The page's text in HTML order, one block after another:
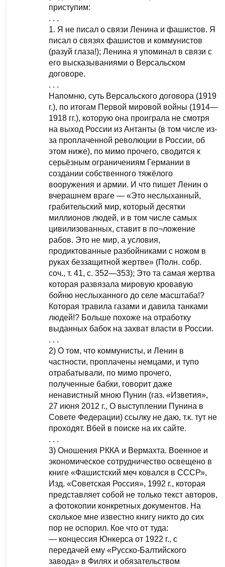
приступим:
. . .
1. Я не писал о связи Ленина и фашистов. Я
писал о связях фашистов и коммунистов
(разуй глаза!); Ленина я упоминал в связи с
его высказываниями о Версальском
договоре.
. . .
Напомню, суть Версальского договора (1919
г.), по итогам Первой мировой войны (1914—
1918 гг.), которую она проиграла не смотря
на выход России из Антанты (в том числе из-
за проплаченной революции в России, об
этом ниже), по мимо прочего, сводится к
серьёзным ограничениям Германии в
создании собственного тяжёлого
вооружения и армии. И что пишет Ленин о
вчерашнем враге — «Это неслыханный,
грабительский мир, который десятки
миллионов людей, и в том числе самых
цивилизованных, ставит в по¬ложение
рабов. Это не мир, а условия,
продиктованные разбойниками с ножом в
руках беззащитной жертве» (Полн. собр.
соч., т. 41, с. 352—353); Это та самая жертва
которая развязала мировую кровавую
бойню неслыханного до селе масштаба!?
Которая травила газами и давила танками
людей!? Больше похоже на отработку
выданных бабок на захват власти в России.
. . .
2) О том, что коммунисты, и Ленин в
частности, проплачены немцами, и тупо
отрабатывали, по мимо прочего,
полученные бабки, говорит даже
ненавистный мною Пунин (газ. «Изветия»,
27 июня 2012 г., О выступлении Пунина в
Совете Федерации) ссылку не даю, т.к. тут не
проходят. Вбей в поиске на их сайте.
. . .
3) Оношения РККА и Вермахта. Военное и
экономическое сотрудничество освещено в
книге «Фашистский меч ковался в СССР»,
Изд. «Советская Россия», 1992 г., которая
представляет собой не только текст авторов,
а фотокопии конкретных документов. На
сколькое мне известно книгу никто до сих
пор не оспорил. Кое что от туда:
— концессия Юнкерса от 1922 г., с
передачей ему «Русско-Балтийского
завода» в Филях и обязательством